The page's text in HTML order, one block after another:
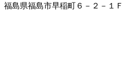
福島県福島市早稲町６－２－１Ｆ